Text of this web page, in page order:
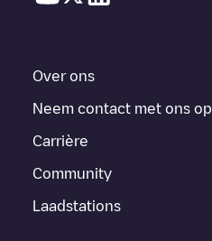
Over ons
Neem contact met ons op
Carrière
Community
Laadstations